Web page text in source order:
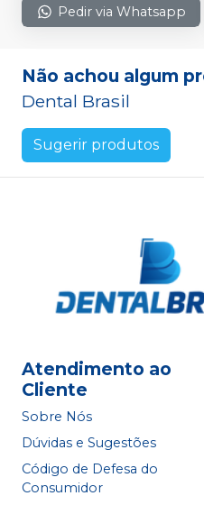
Pedir via Whatsapp
Não achou algum
Dental Brasil
Sugerir produtos
Atendimento ao
Cliente
Sobre Nós
Dúvidas e Sugestões
Código de Defesa do
Consumidor